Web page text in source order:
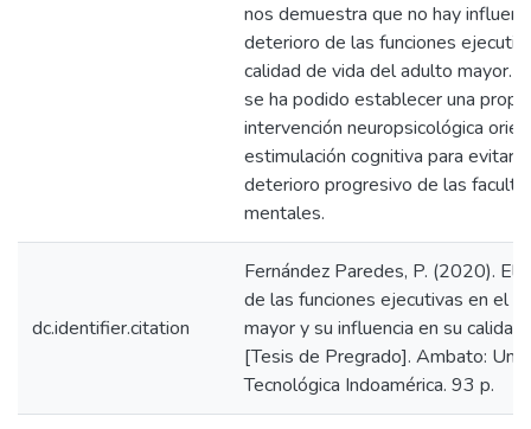
nos demuestra que no hay
deterioro de las funciones
calidad de vida del adulto mayor.
se ha podido establecer una
intervención neuropsicológica
estimulación cognitiva para evitar
deterioro progresivo de las
mentales.
dc.identifier.citation
Fernández Paredes, P. (2020). El
de las funciones ejecutivas en el
mayor y su influencia en su calidad
[Tesis de Pregrado]. Ambato:
Tecnológica Indoamérica. 93 p.